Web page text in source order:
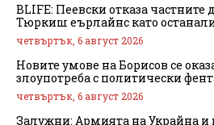
BLIFE: Пеевски отказа частните
Тюркиш еърлайнс като
четвъртък, 6 август 2026
Новите умове на Борисов се
злоупотреба с политически
четвъртък, 6 август 2026
Залужни: Армията на Украйна и